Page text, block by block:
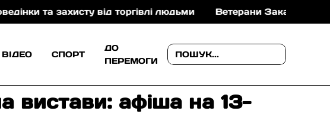
Ветерани Закарпаття можуть отримати до 1 млн грн на
ВІДЕО СПОРТ
ДО
ПЕРЕМОГИ
вистави: афіша на 13-